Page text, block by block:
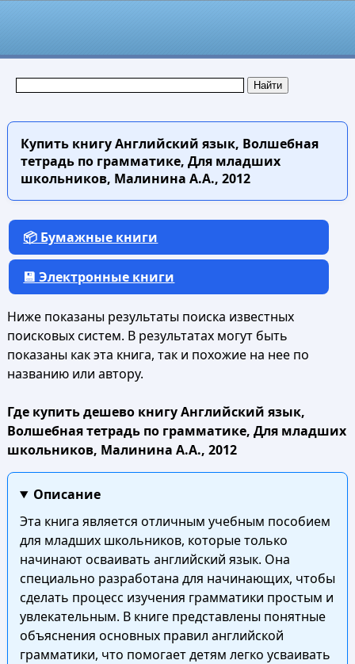
Купить книгуАнглийский язык, Волшебная
тетрадь по грамматике, Для младших
школьников, Малинина А.А., 2012
📦 Бумажные книги
💾 Электронные книги
Ниже показаны результаты поиска известных
поисковых систем. В результатах могут быть
показаны как эта книга, так и похожие на нее по
названию или автору.
Где купить дешево книгу Английский язык,
Волшебная тетрадь по грамматике, Для младших
школьников, Малинина А.А., 2012
Описание
Эта книга является отличным учебным пособием
для младших школьников, которые только
начинают осваивать английский язык. Она
специально разработана для начинающих, чтобы
сделать процесс изучения грамматики простым и
увлекательным. В книге представлены понятные
объяснения основных правил английской
грамматики, что помогает детям легко усваивать